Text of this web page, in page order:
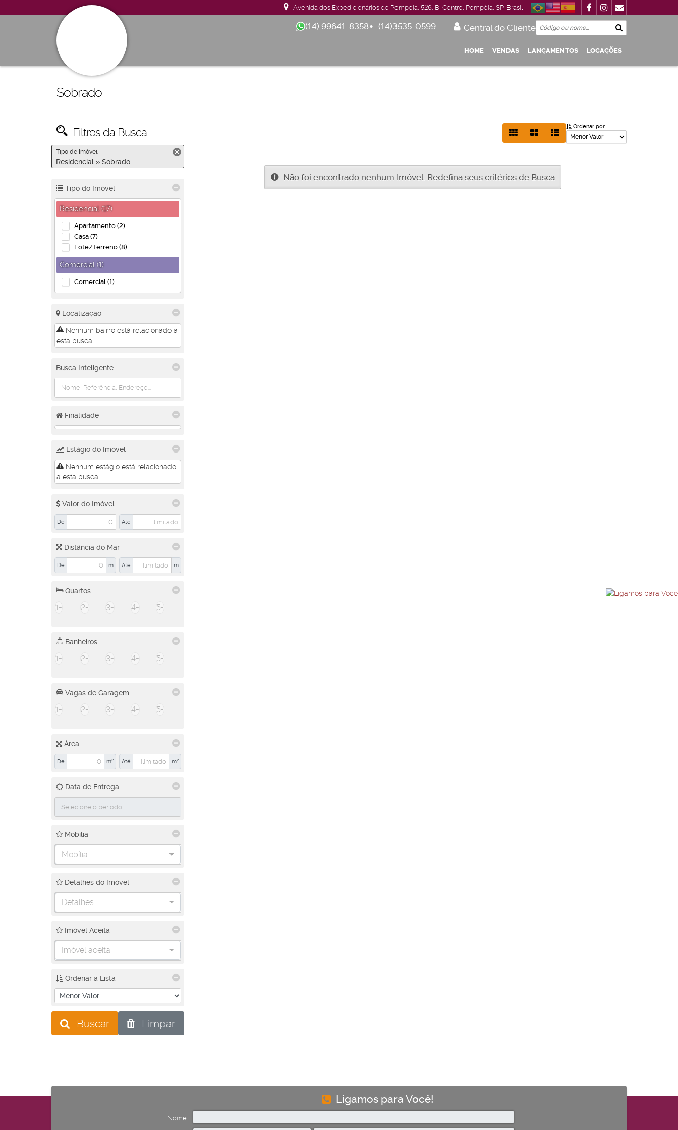
Avenida dos Expedicionários de Pompeia, 526, B, Centro, Pompéia, SP, Brasil
Central do Cliente
(14) 99641-8358 (14)3535-0599
LOCAÇÕES
LANÇAMENTOS
VENDAS
HOME
Sobrado
Filtros da Busca
Tipo de Imóvel:
Residencial » Sobrado
Tipo do Imóvel
Residencial (17)
Apartamento (2)
Casa (7)
Lote/Terreno (8)
Comercial (1)
Comercial (1)
Localização
Nenhum bairro está relacionado a
esta busca.
Busca Inteligente
Finalidade
Estágio do Imóvel
Nenhum estágio está relacionado
a esta busca.
Valor do Imóvel
De Até
Distância do Mar
De m Até m
Quartos
1+ 2+ 3+ 4+ 5+
Banheiros
1+ 2+ 3+ 4+ 5+
Vagas de Garagem
1+ 2+ 3+ 4+ 5+
Área
De m² Até m²
Data de Entrega
Mobilia
Mobília
Detalhes do Imóvel
Detalhes
Imóvel Aceita
Imóvel aceita
Ordenar a Lista
Buscar Limpar
Ordenar por:
Não foi encontrado nenhum Imóvel. Redefina seus critérios de Busca
Ligamos para Você!
Nome: